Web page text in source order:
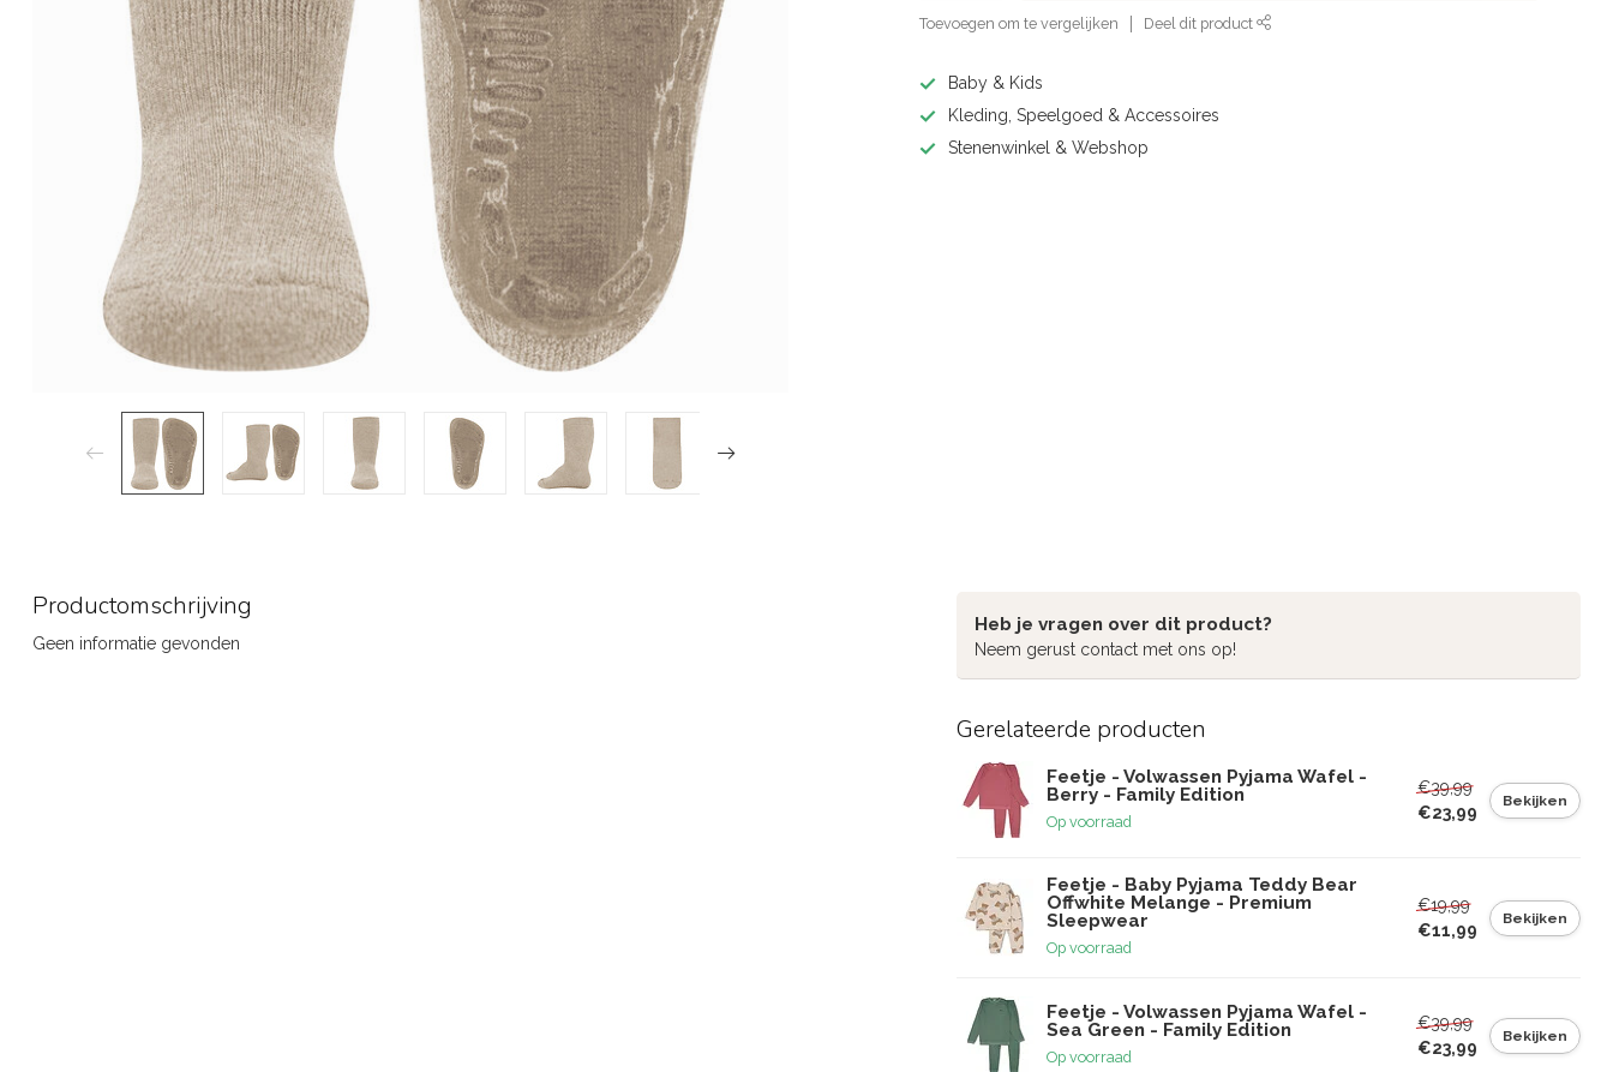
Toevoegen om te vergelijken Deel dit product
Baby & Kids
Kleding, Speelgoed & Accessoires
Stenenwinkel & Webshop
Productomschrijving
Geen informatie gevonden
Heb je vragen over dit product?
Neem gerust contact met ons op!
Gerelateerde producten
Feetje - Volwassen Pyjama Wafel -
Berry - Family Edition
Op voorraad
€39,99
€23,99
Bekijken
Feetje - Baby Pyjama Teddy Bear
Offwhite Melange - Premium
Sleepwear
Op voorraad
€19,99
€11,99
Bekijken
Feetje - Volwassen Pyjama Wafel -
Sea Green - Family Edition
Op voorraad
€39,99
€23,99
Bekijken